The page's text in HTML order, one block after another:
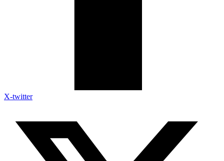
X-twitter